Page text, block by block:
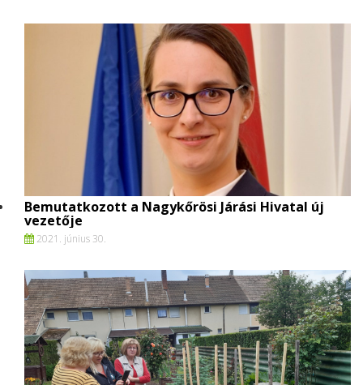
Bemutatkozott a Nagykőrösi Járási Hivatal új
vezetője
2021. június 30.